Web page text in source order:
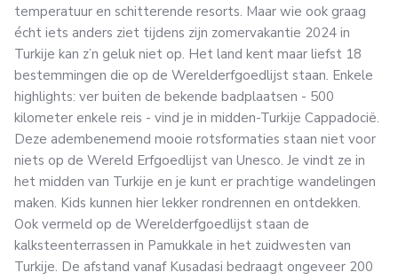
temperatuur en schitterende resorts. Maar wie ook graag
écht iets anders ziet tijdens zijn zomervakantie 2024 in
Turkije kan z’n geluk niet op. Het land kent maar liefst 18
bestemmingen die op de Werelderfgoedlijst staan. Enkele
highlights: ver buiten de bekende badplaatsen - 500
kilometer enkele reis - vind je in midden-Turkije Cappadocië.
Deze adembenemend mooie rotsformaties staan niet voor
niets op de Wereld Erfgoedlijst van Unesco. Je vindt ze in
het midden van Turkije en je kunt er prachtige wandelingen
maken. Kids kunnen hier lekker rondrennen en ontdekken.
Ook vermeld op de Werelderfgoedlijst staan de
kalksteenterrassen in Pamukkale in het zuidwesten van
Turkije. De afstand vanaf Kusadasi bedraagt ongeveer 200